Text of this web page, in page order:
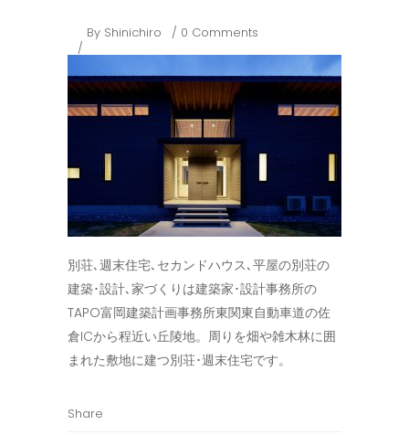
By Shinichiro 0 Comments
別荘､週末住宅､セカンドハウス､平屋の別荘の
建築･設計､家づくりは建築家･設計事務所の
TAPO富岡建築計画事務所東関東自動車道の佐
倉ICから程近い丘陵地。周りを畑や雑木林に囲
まれた敷地に建つ別荘･週末住宅です。
Share